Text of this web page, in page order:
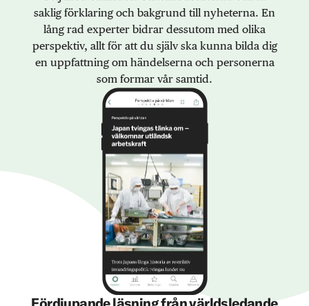
saklig förklaring och bakgrund till nyheterna. En
lång rad experter bidrar dessutom med olika
perspektiv, allt för att du själv ska kunna bilda dig
en uppfattning om händelserna och personerna
som formar vår samtid.